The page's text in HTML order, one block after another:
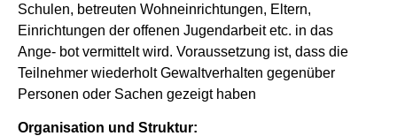
Schulen, betreuten Wohneinrichtungen, Eltern,
Einrichtungen der offenen Jugendarbeit etc. in das
Ange- bot vermittelt wird. Voraussetzung ist, dass die
Teilnehmer wiederholt Gewaltverhalten gegenüber
Personen oder Sachen gezeigt haben
Organisation und Struktur: